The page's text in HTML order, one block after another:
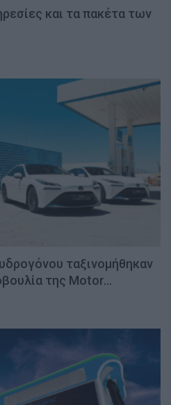
και τα πακέτα των
ταξινομήθηκαν
της Motor…